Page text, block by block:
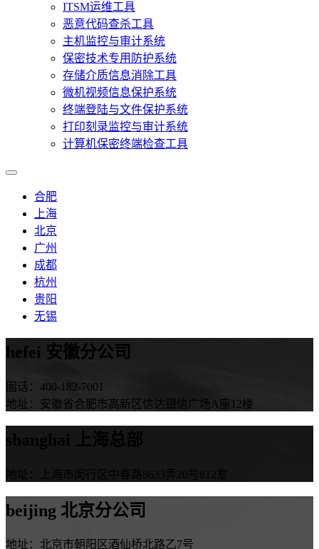
ITSM运维工具
恶意代码查杀工具
主机监控与审计系统
保密技术专用防护系统
存储介质信息消除工具
微机视频信息保护系统
终端登陆与文件保护系统
打印刻录监控与审计系统
计算机保密终端检查工具
合肥
上海
北京
广州
成都
杭州
贵阳
无锡
hefei 安徽分公司
固话：400-182-7001
地址：安徽省合肥市高新区信达银信广场A座12楼
beijing 北京分公司
地址：北京市朝阳区酒仙桥北路乙7号